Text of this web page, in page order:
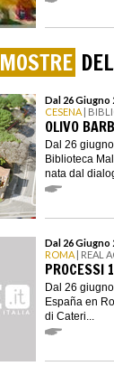
MOSTRE
Dal 26 Giugno
CESENA |
OLIVO
Dal 26
Biblioteca
nata dal
Dal 26 Giugno
ROMA | REAL
PROCESSI
Dal 26
España en
di Cateri...